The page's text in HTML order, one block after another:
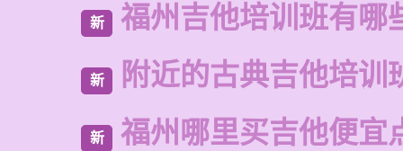
新 福州吉他培训班有哪
新 附近的古典吉他培训
新 福州哪里买吉他便宜